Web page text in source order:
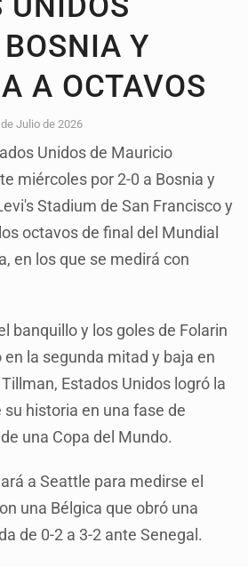
Y
A OCTAVOS
Julio de 2026
Unidos de Mauricio
miércoles por 2-0 a Bosnia y
Stadium de San Francisco y
octavos de final del Mundial
en los que se medirá con
banquillo y los goles de Folarin
la segunda mitad y baja en
Estados Unidos logró la
historia en una fase de
una Copa del Mundo.
a Seattle para medirse el
una Bélgica que obró una
de 0-2 a 3-2 ante Senegal.